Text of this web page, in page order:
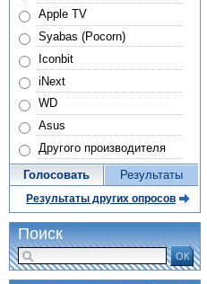
Apple TV
Syabas (Pocorn)
Iconbit
iNext
WD
Asus
Другого производителя
Голосовать Результаты
Результаты других опросов
Поиск
ОК